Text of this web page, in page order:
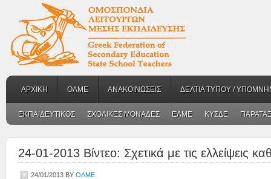
ΑΡΧΙΚΗ ΟΛΜΕ ΑΝΑΚΟΙΝΩΣΕΙΣ ΔΕΛΤΙΑ ΤΥΠΟΥ /
ΕΚΠΑΙΔΕΥΤΙΚΟΣ ΣΧΟΛΙΚΕΣ ΜΟΝΑΔΕΣ ΕΛΜΕ ΚΥΣΔΕ
24-01-2013 Βίντεο: Σχετικά με τις ελλείψεις
24/01/2013 BY ΟΛΜΕ